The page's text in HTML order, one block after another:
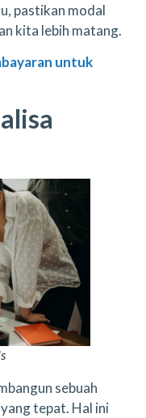
pastikan modal
kita lebih matang.
untuk
sebuah
tepat. Hal ini